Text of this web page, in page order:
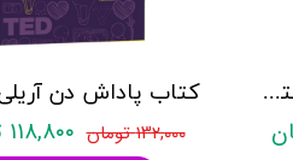
۱۳۲,۰۰۰ تومان ۱۱۸,۸۰۰ تومان
کتاب اصل‌گرایی نشر آموخته - نشر آمویخته